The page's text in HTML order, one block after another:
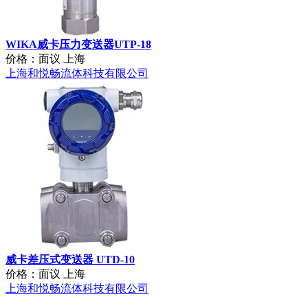
WIKA威卡压力变送器UTP-18
价格：面议
上海
上海和悦畅流体科技有限公司
威卡差压式变送器 UTD-10
价格：面议
上海
上海和悦畅流体科技有限公司